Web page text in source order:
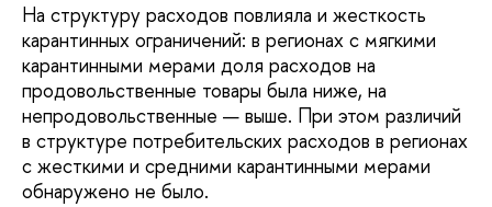
На структуру расходов повлияла и жесткость
карантинных ограничений: в регионах с мягкими
карантинными мерами доля расходов на
продовольственные товары была ниже, на
непродовольственные — выше. При этом различий
в структуре потребительских расходов в регионах
с жесткими и средними карантинными мерами
обнаружено не было.